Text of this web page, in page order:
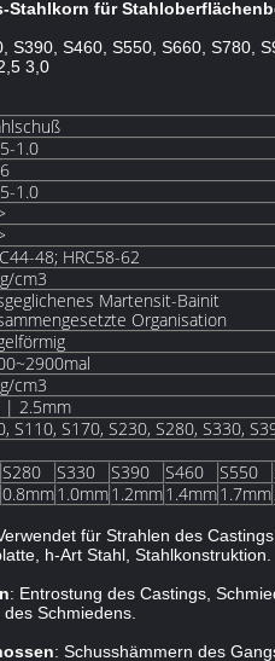
für
S390, S460, S550, S660, S780,
3,0
1.0
1.0
48; HRC58-62
cm3
Martensit-Bainit
Organisation
cm3
| 2.5mm
S110, S170, S230, S280, S330,
S280 S330 S390 S460 S550
0.8mm1.0mm1.2mm1.4mm1.7mm
für Strahlen des
h-Art Stahl, Stahlkonstruktion.
: Entrostung des Castings,
Schmiedens.
: Schusshämmern des